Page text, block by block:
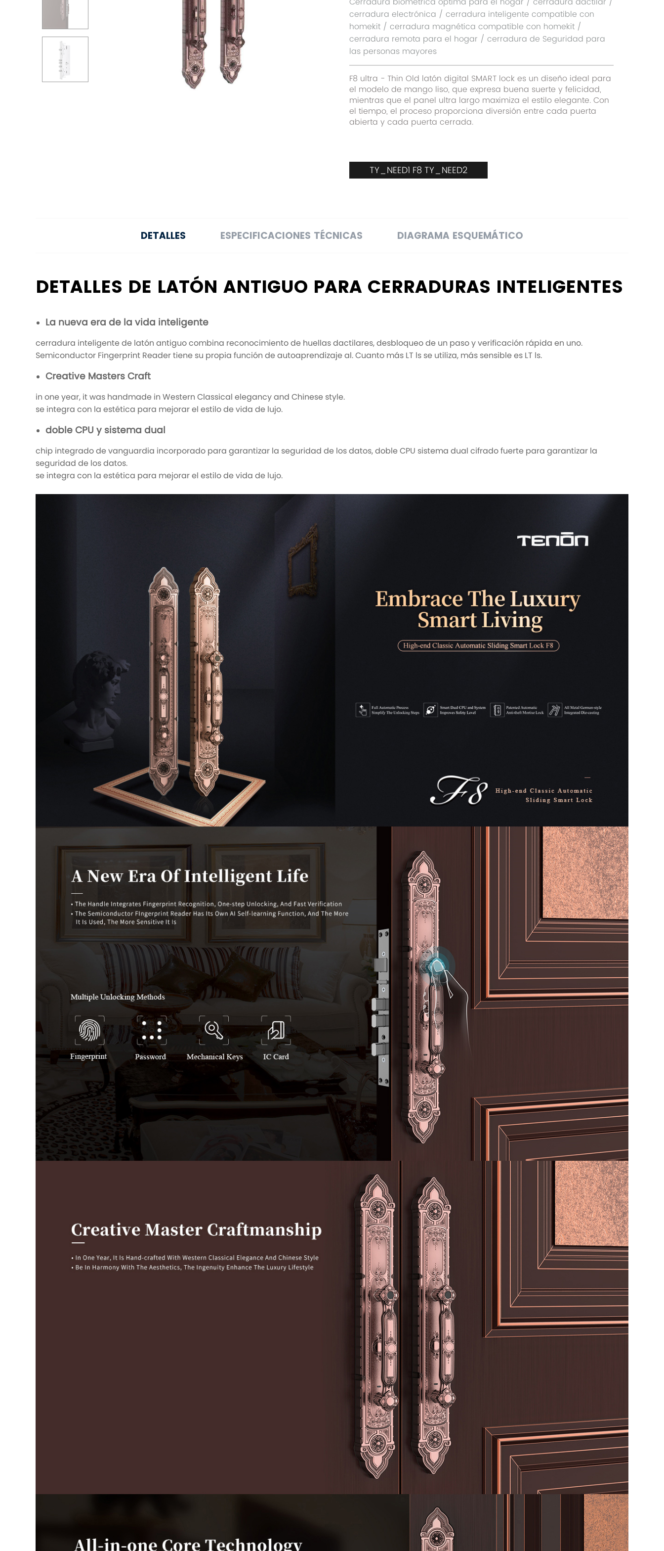
cerradura electrónica / cerradura inteligente compatible con
homekit / cerradura magnética compatible con homekit /
cerradura remota para el hogar / cerradura de Seguridad para
las personas mayores
F8 ultra - Thin Old latón digital SMART lock es un diseño ideal para
el modelo de mango liso, que expresa buena suerte y felicidad,
mientras que el panel ultra largo maximiza el estilo elegante. Con
el tiempo, el proceso proporciona diversión entre cada puerta
abierta y cada puerta cerrada.
TY_NEED1 F8 TY_NEED2
DETALLES ESPECIFICACIONES TÉCNICAS DIAGRAMA ESQUEMÁTICO
DETALLES DE LATÓN ANTIGUO PARA CERRADURAS INTELIGENTES
La nueva era de la vida inteligente
cerradura inteligente de latón antiguo combina reconocimiento de huellas dactilares, desbloqueo de un paso y verificación rápida en uno.
Semiconductor Fingerprint Reader tiene su propia función de autoaprendizaje al. Cuanto más LT ls se utiliza, más sensible es LT ls.
Creative Masters Craft
in one year, it was handmade in Western Classical elegancy and Chinese style.
se integra con la estética para mejorar el estilo de vida de lujo.
doble CPU y sistema dual
chip integrado de vanguardia incorporado para garantizar la seguridad de los datos, doble CPU sistema dual cifrado fuerte para garantizar la
seguridad de los datos.
se integra con la estética para mejorar el estilo de vida de lujo.